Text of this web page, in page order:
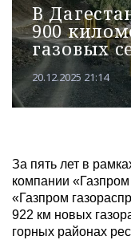
В
900
газовых
20.12.2025 21:14
За пять лет в
компании
«Газпром
922 км новых
горных районах